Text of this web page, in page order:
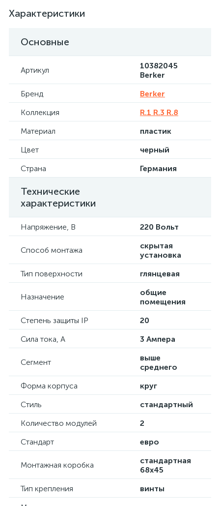
Характеристики
Основные
Артикул
10382045
Berker
Бренд
Berker
Коллекция
R.1 R.3 R.8
Материал
пластик
Цвет
черный
Страна
Германия
Технические
характеристики
Напряжение, В 220 Вольт
Способ монтажа
скрытая
установка
Тип поверхности
глянцевая
Назначение
общие
помещения
Степень защиты IP
20
Сила тока, А
3 Ампера
Сегмент
выше
среднего
Форма корпуса
круг
Стиль
стандартный
Количество модулей
2
Стандарт
евро
Монтажная коробка
стандартная
68х45
Тип крепления
винты